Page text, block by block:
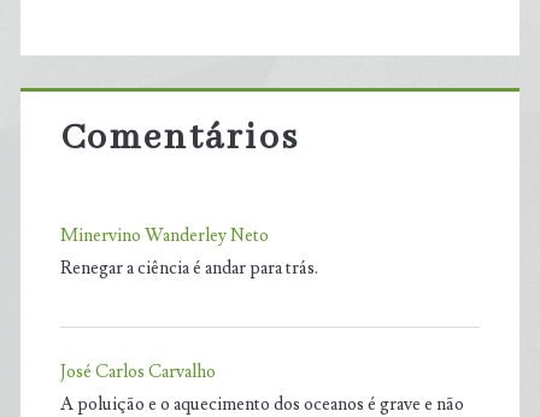
Comentários
Minervino Wanderley Neto
Renegar a ciência é andar para trás.
José Carlos Carvalho
A poluição e o aquecimento dos oceanos é grave e não